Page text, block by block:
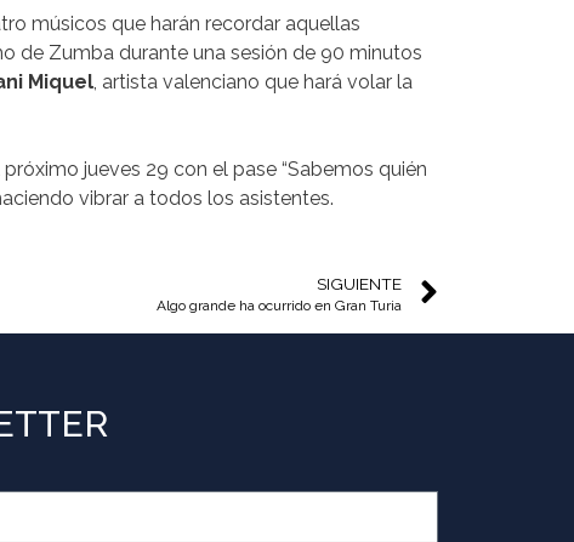
músicos que harán recordar aquellas
de Zumba durante una sesión de 90 minutos
Miquel, artista valenciano que hará volar la
jueves 29 con el pase “Sabemos quién
vibrar a todos los asistentes.
SIGUIENTE
Algo grande ha ocurrido en Gran Turia